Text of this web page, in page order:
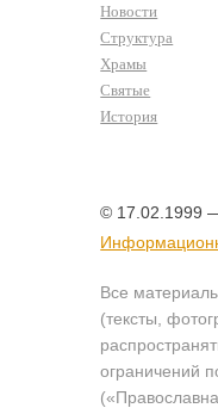
Новости
Структура
Храмы
Святые
История
© 17.02.1999
Все
(тексты,
ограничений